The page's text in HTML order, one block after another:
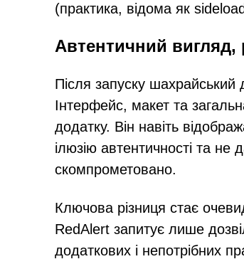
(практика, відома як
Автентичний вигляд,
Після запуску
Інтерфейс, макет та
додатку. Він навіть
ілюзію автентичності та не
скомпрометовано.
Ключова різниця стає
RedAlert запитує лише
додаткових і непотрібних